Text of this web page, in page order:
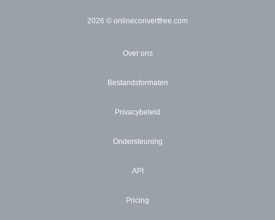
2026 © onlineconvertfree.com
Over ons
Bestandsformaten
Privacybeleid
Ondersteuning
API
Pricing